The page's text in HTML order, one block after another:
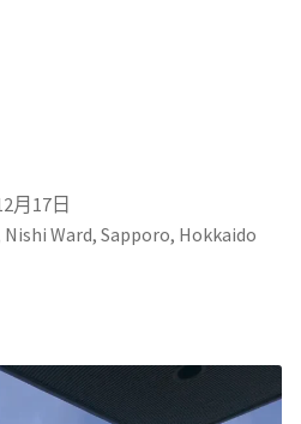
月17日
Ward, Sapporo, Hokkaido